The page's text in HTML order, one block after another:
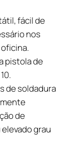
fácil de
nos
pistola de
de soldadura
de
grau